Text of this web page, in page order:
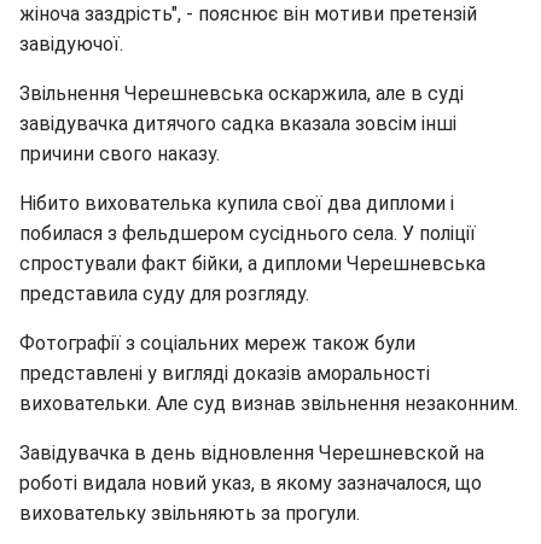
жіноча заздрість", - пояснює він мотиви претензій
завідуючої.
Звільнення Черешневська оскаржила, але в суді
завідувачка дитячого садка вказала зовсім інші
причини свого наказу.
Нібито вихователька купила свої два дипломи і
побилася з фельдшером сусіднього села. У поліції
спростували факт бійки, а дипломи Черешневська
представила суду для розгляду.
Фотографії з соціальних мереж також були
представлені у вигляді доказів аморальності
виховательки. Але суд визнав звільнення незаконним.
Завідувачка в день відновлення Черешневской на
роботі видала новий указ, в якому зазначалося, що
виховательку звільняють за прогули.